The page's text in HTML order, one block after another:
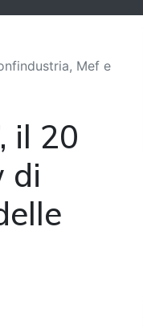
Mef e
il 20
di